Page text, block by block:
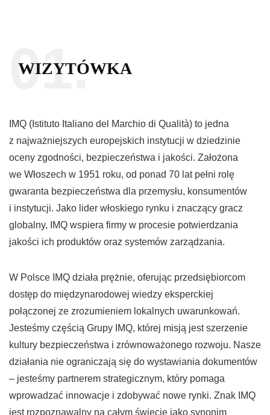
01.
WIZYTÓWKA
IMQ (Istituto Italiano del Marchio di Qualità) to jedna
z najważniejszych europejskich instytucji w dziedzinie
oceny zgodności, bezpieczeństwa i jakości. Założona
we Włoszech w 1951 roku, od ponad 70 lat pełni rolę
gwaranta bezpieczeństwa dla przemysłu, konsumentów
i instytucji. Jako lider włoskiego rynku i znaczący gracz
globalny, IMQ wspiera firmy w procesie potwierdzania
jakości ich produktów oraz systemów zarządzania.
W Polsce IMQ działa prężnie, oferując przedsiębiorcom
dostęp do międzynarodowej wiedzy eksperckiej
połączonej ze zrozumieniem lokalnych uwarunkowań.
Jesteśmy częścią Grupy IMQ, której misją jest szerzenie
kultury bezpieczeństwa i zrównoważonego rozwoju. Nasze
działania nie ograniczają się do wystawiania dokumentów
– jesteśmy partnerem strategicznym, który pomaga
wprowadzać innowacje i zdobywać nowe rynki. Znak IMQ
jest rozpoznawalny na całym świecie jako synonim